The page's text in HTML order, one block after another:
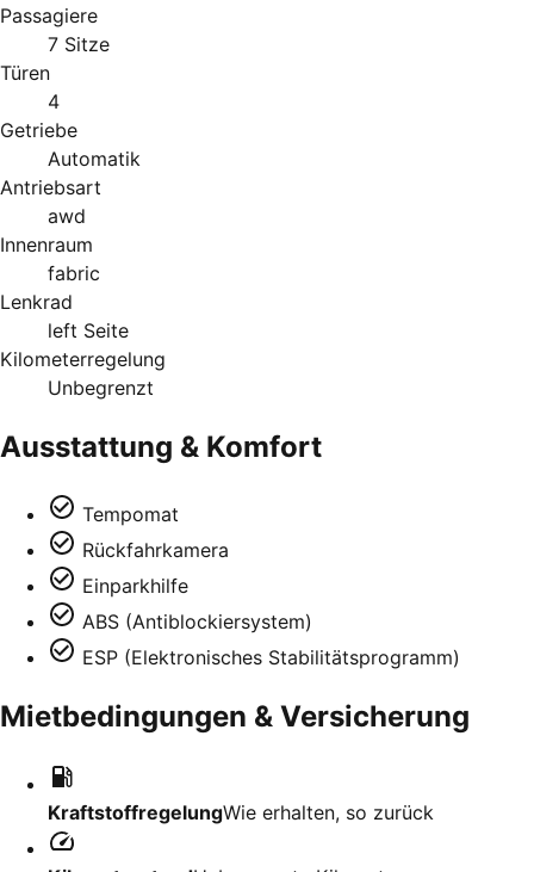
Passagiere
7 Sitze
Türen
4
Getriebe
Automatik
Antriebsart
awd
Innenraum
fabric
Lenkrad
left Seite
Kilometerregelung
Unbegrenzt
Ausstattung & Komfort
Tempomat
Rückfahrkamera
Einparkhilfe
ABS (Antiblockiersystem)
ESP (Elektronisches Stabilitätsprogramm)
Mietbedingungen & Versicherung
KraftstoffregelungWie erhalten, so zurück